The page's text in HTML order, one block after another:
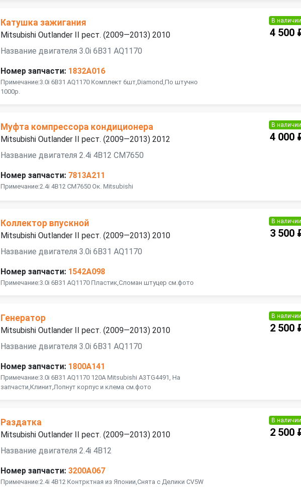
Катушка зажигания
Mitsubishi Outlander II рест. (2009—2013) 2010
Название двигателя 3.0i 6B31 AQ1170
Номер запчасти: 1832A016
Примечание:3.0i 6B31 AQ1170 Комплект 6шт,Diamond,По штучно
1000р.
В наличии
4 500
Муфта компрессора кондиционера
Mitsubishi Outlander II рест. (2009—2013) 2012
Название двигателя 2.4i 4B12 CM7650
Номер запчасти: 7813A211
Примечание:2.4i 4B12 CM7650 Ок. Mitsubishi
В наличии
4 000
Коллектор впускной
Mitsubishi Outlander II рест. (2009—2013) 2010
Название двигателя 3.0i 6B31 AQ1170
Номер запчасти: 1542A098
Примечание:3.0i 6B31 AQ1170 Пластик,Сломан штуцер см.фото
В наличии
3 500
Генератор
Mitsubishi Outlander II рест. (2009—2013) 2010
Название двигателя 3.0i 6B31 AQ1170
Номер запчасти: 1800A141
Примечание:3.0i 6B31 AQ1170 120A Mitsubishi A3TG4491, На
запчасти,Клинит,Лопнут корпус и клема см.фото
В наличии
2 500
Раздатка
Mitsubishi Outlander II рест. (2009—2013) 2010
Название двигателя 2.4i 4B12
Номер запчасти: 3200A067
Примечание:2.4i 4B12 Контрктная из Японии,Снята с Делики CV5W
В наличии
2 500